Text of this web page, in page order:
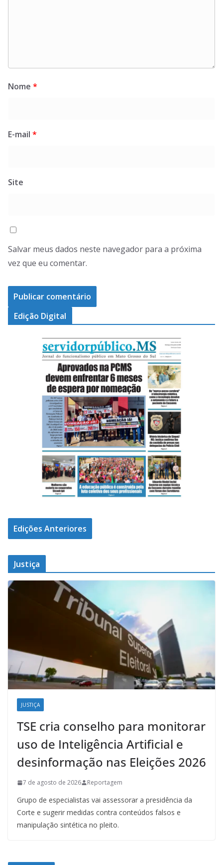
Nome *
E-mail *
Site
Salvar meus dados neste navegador para a próxima
vez que eu comentar.
Edição Digital
Edições Anteriores
Justiça
JUSTIÇA
TSE cria conselho para monitorar
uso de Inteligência Artificial e
desinformação nas Eleições 2026
7 de agosto de 2026 Reportagem
Grupo de especialistas vai assessorar a presidência da
Corte e sugerir medidas contra conteúdos falsos e
manipulação sintética no pleito.